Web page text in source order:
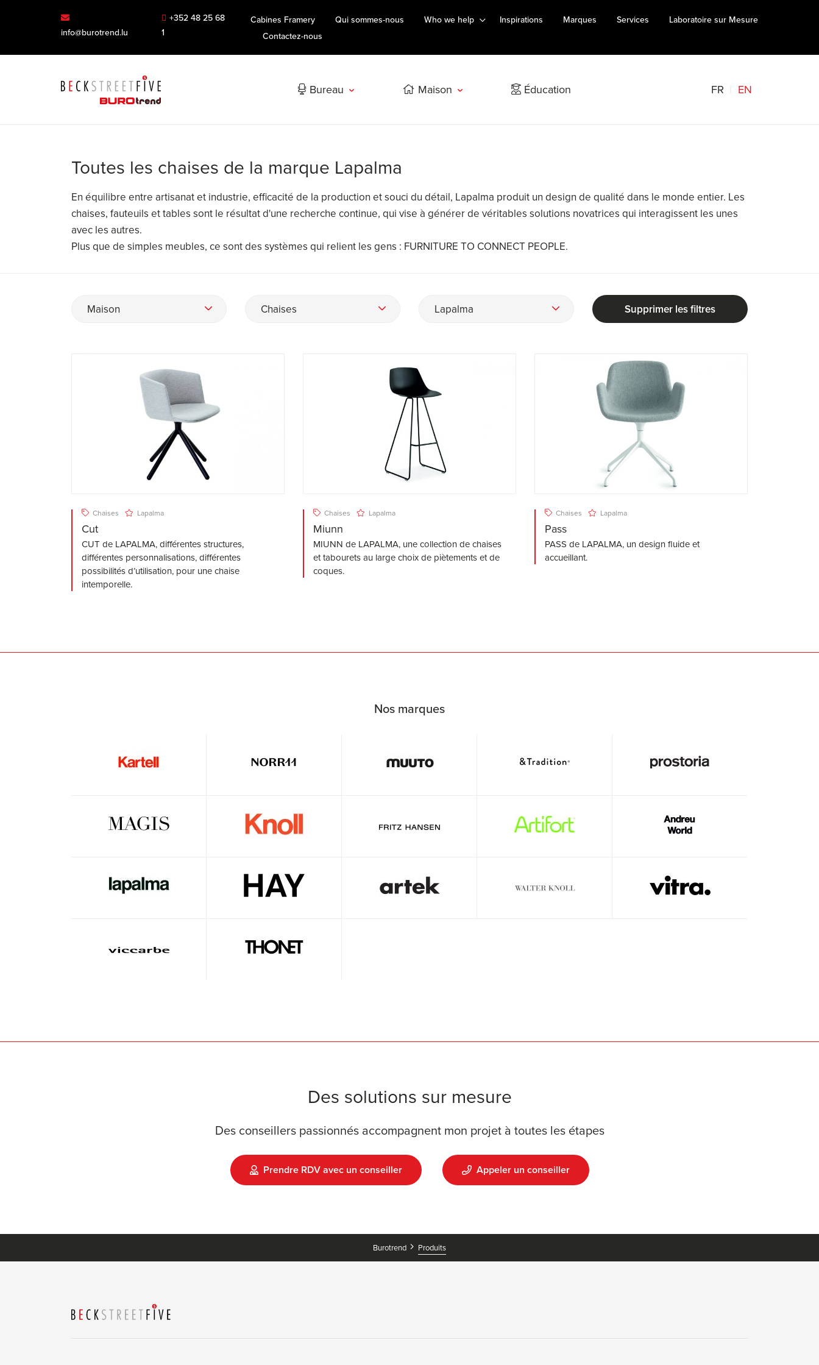
info@burotrend.lu
+352 48 25 68
1
Cabines Framery Qui sommes-nous Who we help Inspirations Marques Services
Laboratoire sur Mesure
Contactez-nous
Bureau Maison Éducation FR EN
Toutes les chaises de la marque Lapalma
En équilibre entre artisanat et industrie, efficacité de la production et souci du détail, Lapalma produit un design de qualité dans le monde entier. Les
chaises, fauteuils et tables sont le résultat d'une recherche continue, qui vise à générer de véritables solutions novatrices qui interagissent les unes
avec les autres.
Plus que de simples meubles, ce sont des systèmes qui relient les gens : FURNITURE TO CONNECT PEOPLE.
Maison Chaises Lapalma Supprimer les filtres
Chaises Lapalma
Cut
CUT de LAPALMA, différentes structures,
différentes personnalisations, différentes
possibilités d’utilisation, pour une chaise
intemporelle.
Chaises Lapalma
Miunn
MIUNN de LAPALMA, une collection de chaises
et tabourets au large choix de piètements et de
coques.
Chaises Lapalma
Pass
PASS de LAPALMA, un design fluide et
accueillant.
Nos marques
Des solutions sur mesure
Des conseillers passionnés accompagnent mon projet à toutes les étapes
Prendre RDV avec un conseiller Appeler un conseiller
Burotrend Produits